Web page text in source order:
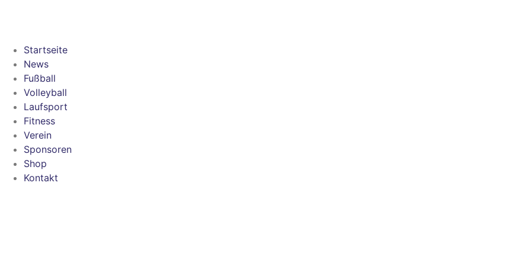
Startseite
News
Fußball
Volleyball
Laufsport
Fitness
Verein
Sponsoren
Shop
Kontakt